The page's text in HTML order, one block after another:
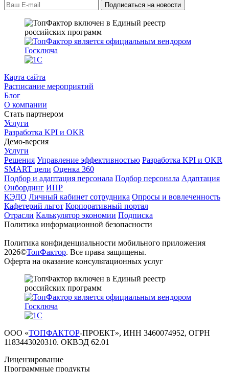
Карта сайта
Расписание мероприятий
Блог
О компании
Стать партнером
Услуги
Разработка KPI и OKR
Демо-версия
Услуги
Решения Управление эффективностью Разработка KPI и OKR
SMART цели Оценка 360
Подбор и адаптация персонала Подбор персонала Адаптация
Онбординг ИПР
КЭДО Личный кабинет сотрудника Опросы и вовлеченность
Кафетерий льгот Корпоративный портал
Отрасли Калькулятор экономии Подписка
Политика информационной безопасности
Политика конфиденциальности мобильного приложения
2026©ТопФактор. Все права защищены.
Оферта на оказание консультационных услуг
ООО «ТОПФАКТОР-ПРОЕКТ», ИНН 3460074952, ОГРН
1183443020310. ОКВЭД 62.01
Лицензирование
Программные продукты